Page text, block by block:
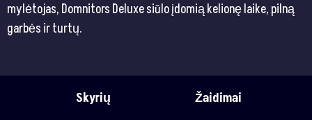
mylėtojas, Domnitors Deluxe siūlo įdomią kelionę laike, pilną
garbės ir turtų.
Skyrių Žaidimai